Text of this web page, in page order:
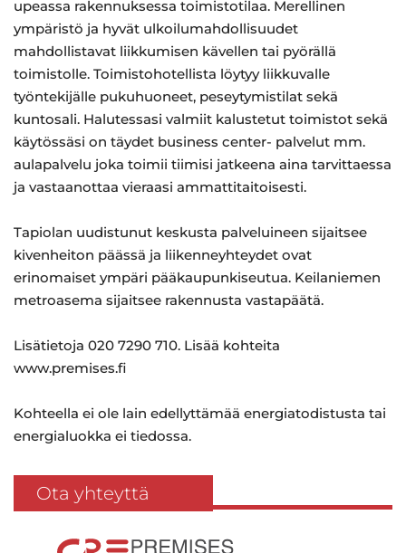
upeassa rakennuksessa toimistotilaa. Merellinen
ympäristö ja hyvät ulkoilumahdollisuudet
mahdollistavat liikkumisen kävellen tai pyörällä
toimistolle. Toimistohotellista löytyy liikkuvalle
työntekijälle pukuhuoneet, peseytymistilat sekä
kuntosali. Halutessasi valmiit kalustetut toimistot sekä
käytössäsi on täydet business center- palvelut mm.
aulapalvelu joka toimii tiimisi jatkeena aina tarvittaessa
ja vastaanottaa vieraasi ammattitaitoisesti.
Tapiolan uudistunut keskusta palveluineen sijaitsee
kivenheiton päässä ja liikenneyhteydet ovat
erinomaiset ympäri pääkaupunkiseutua. Keilaniemen
metroasema sijaitsee rakennusta vastapäätä.
Lisätietoja 020 7290 710. Lisää kohteita
www.premises.fi
Kohteella ei ole lain edellyttämää energiatodistusta tai
energialuokka ei tiedossa.
Ota yhteyttä